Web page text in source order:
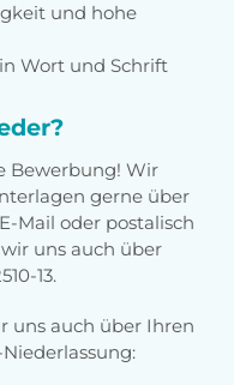
und hohe
Wort und Schrift
Bewerbung! Wir
gerne über
Mail oder postalisch
uns auch über
13.
uns auch über Ihren